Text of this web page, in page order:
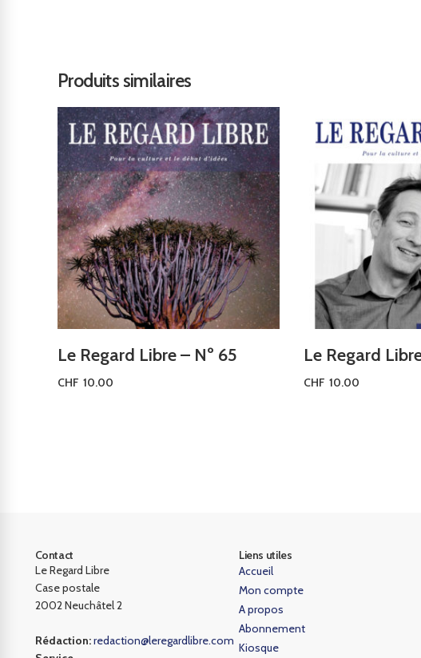
Produits similaires
Le Regard Libre – Nº 65
CHF 10.00
Le Regard
CHF 10.00
Contact
Le Regard Libre
Case postale
2002 Neuchâtel 2
Rédaction:redaction@leregardlibre.com
Liens utiles
Accueil
Mon compte
A propos
Abonnement
Kiosque